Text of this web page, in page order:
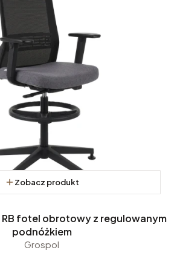
Zobacz produkt
RB fotel obrotowy z regulowanym
podnóżkiem
Grospol